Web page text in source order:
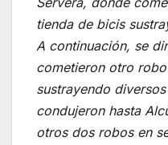
tienda de bicis
A continuación, se
cometieron otro
sustrayendo
condujeron hasta
otros dos robos en